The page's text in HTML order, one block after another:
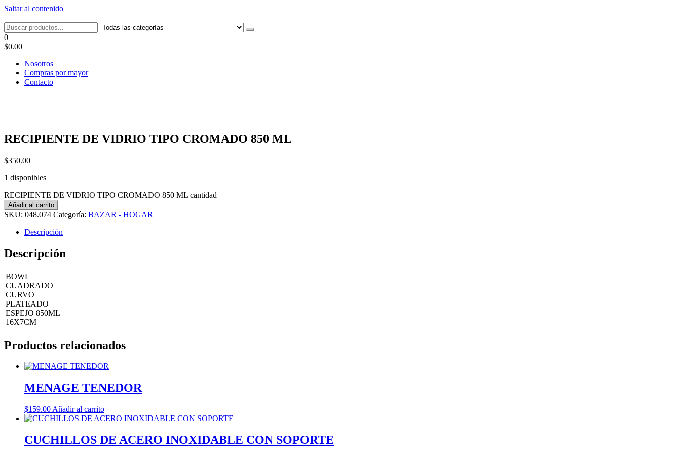
Saltar al contenido
Tel: 22087679 – Cel: 097 822122 – Joaquín Requena 2459
0
$0.00
Nosotros
Compras por mayor
Contacto
RECIPIENTE DE VIDRIO TIPO CROMADO 850 ML
$350.00
1 disponibles
RECIPIENTE DE VIDRIO TIPO CROMADO 850 ML cantidad
Añadir al carrito
SKU: 048.074 Categoría: BAZAR - HOGAR
Descripción
Descripción
BOWL
CUADRADO
CURVO
PLATEADO
ESPEJO 850ML
16X7CM
Productos relacionados
MENAGE TENEDOR
$159.00 Añadir al carrito
CUCHILLOS DE ACERO INOXIDABLE CON SOPORTE